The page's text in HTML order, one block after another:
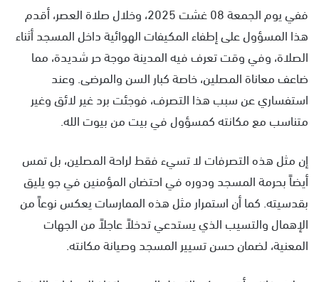
ففي يوم الجمعة 08 غشت 2025، وخلال صلاة العصر، أقدم
هذا المسؤول على إطفاء المكيفات الهوائية داخل المسجد أثناء
الصلاة، وفي وقت تعرف فيه المدينة موجة حر شديدة، مما
ضاعف معاناة المصلين، خاصة كبار السن والمرضى. وعند
استفساري عن سبب هذا التصرف، فوجئت برد غير لائق وغير
متناسب مع مكانته كمسؤول في بيت من بيوت الله.
إن مثل هذه التصرفات لا تسيء فقط لراحة المصلين، بل تمس
أيضاً بحرمة المسجد ودوره في احتضان المؤمنين في جو يليق
بقدسيته. كما أن استمرار مثل هذه الممارسات يعكس نوعاً من
الإهمال والتسيب الذي يستدعي تدخلاً عاجلاً من الجهات
المعنية، لضمان حسن تسيير المسجد وصيانة مكانته.